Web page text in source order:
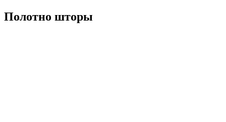
Полотно шторы